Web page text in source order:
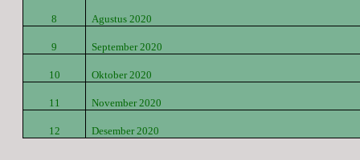
8 Agustus 2020
9 September 2020
10 Oktober 2020
11 November 2020
12 Desember 2020